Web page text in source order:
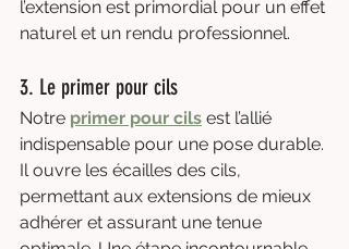
l’extension est primordial pour un effet
naturel et un rendu professionnel.
3. Le primer pour cils
Notre primer pour cils est l’allié
indispensable pour une pose durable.
Il ouvre les écailles des cils,
permettant aux extensions de mieux
adhérer et assurant une tenue